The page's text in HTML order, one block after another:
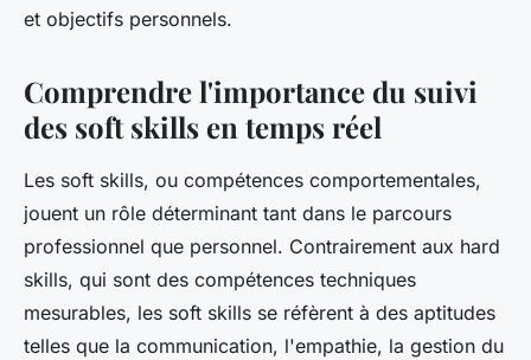
et objectifs personnels.
Comprendre l'importance du suivi
des soft skills en temps réel
Les soft skills, ou compétences comportementales,
jouent un rôle déterminant tant dans le parcours
professionnel que personnel. Contrairement aux hard
skills, qui sont des compétences techniques
mesurables, les soft skills se réfèrent à des aptitudes
telles que la communication, l'empathie, la gestion du